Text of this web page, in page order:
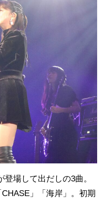
場して出だしの3曲。
CHASE」「海岸」。初期